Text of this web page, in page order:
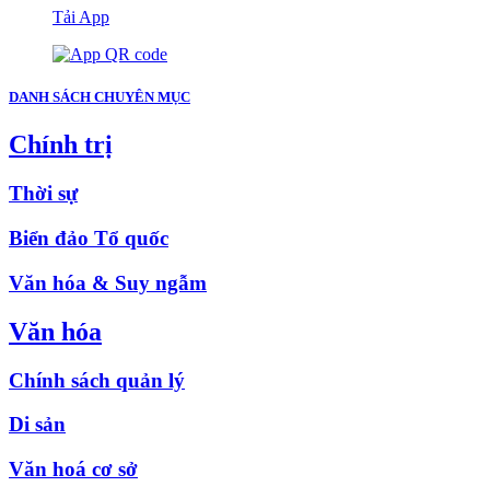
Tải App
DANH SÁCH CHUYÊN MỤC
Chính trị
Thời sự
Biển đảo Tổ quốc
Văn hóa & Suy ngẫm
Văn hóa
Chính sách quản lý
Di sản
Văn hoá cơ sở